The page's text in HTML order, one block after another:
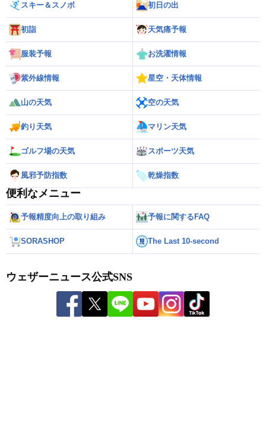
スキー＆スノボ 初日の出
初詣 天気痛予報
服装予報 お洗濯情報
紫外線情報 星空・天体情報
山の天気 空の天気
釣り天気 マリン天気
ゴルフ場の天気 スポーツ天気
風邪予防指数 乾燥指数
便利なメニュー
予報精度向上の取り組み 予報に関するFAQ
SORASHOP The Last 10-second
ウェザーニュース公式SNS